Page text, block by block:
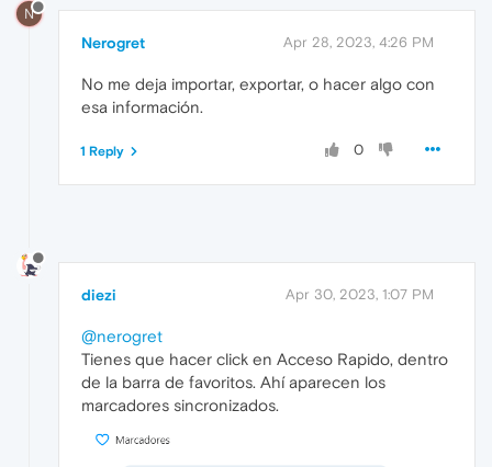
N
Nerogret Apr 28, 2023, 4:26 PM
No me deja importar, exportar, o hacer algo con
esa información.
0
1 Reply
diezi Apr 30, 2023, 1:07 PM
@nerogret
Tienes que hacer click en Acceso Rapido, dentro
de la barra de favoritos. Ahí aparecen los
marcadores sincronizados.